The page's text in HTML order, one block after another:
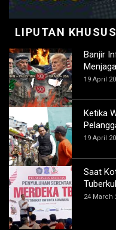
LIPUTAN KHUSUS
Banjir
19 April
Ketika
19 April
Saat
24 March